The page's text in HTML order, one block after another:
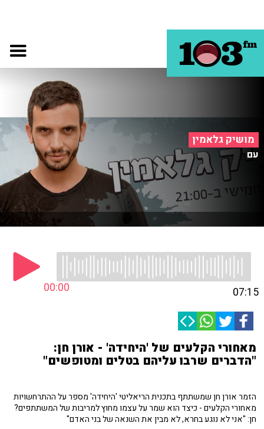
מושיק גלאמין
עם
00:00 07:15
מאחורי הקלעים של 'היחידה' - אורן חן:
"הדברים שרבו עליהם בטלים ומטופשים"
הזמר אורן חן שמשתתף בתכנית הריאליטי 'היחידה' מספר על ההתרחשויות
מאחורי הקלעים - כיצד הוא שמר על עצמו מחוץ למריבות של המשתתפים?
חן: "אני לא נוגע בחרא, לא מבין את השנאה של בני האדם"